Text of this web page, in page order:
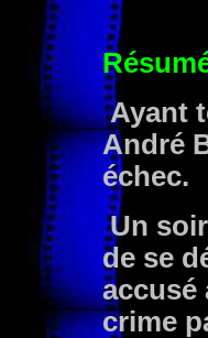
Ayant
André
échec.
Un
de se
accusé
crime